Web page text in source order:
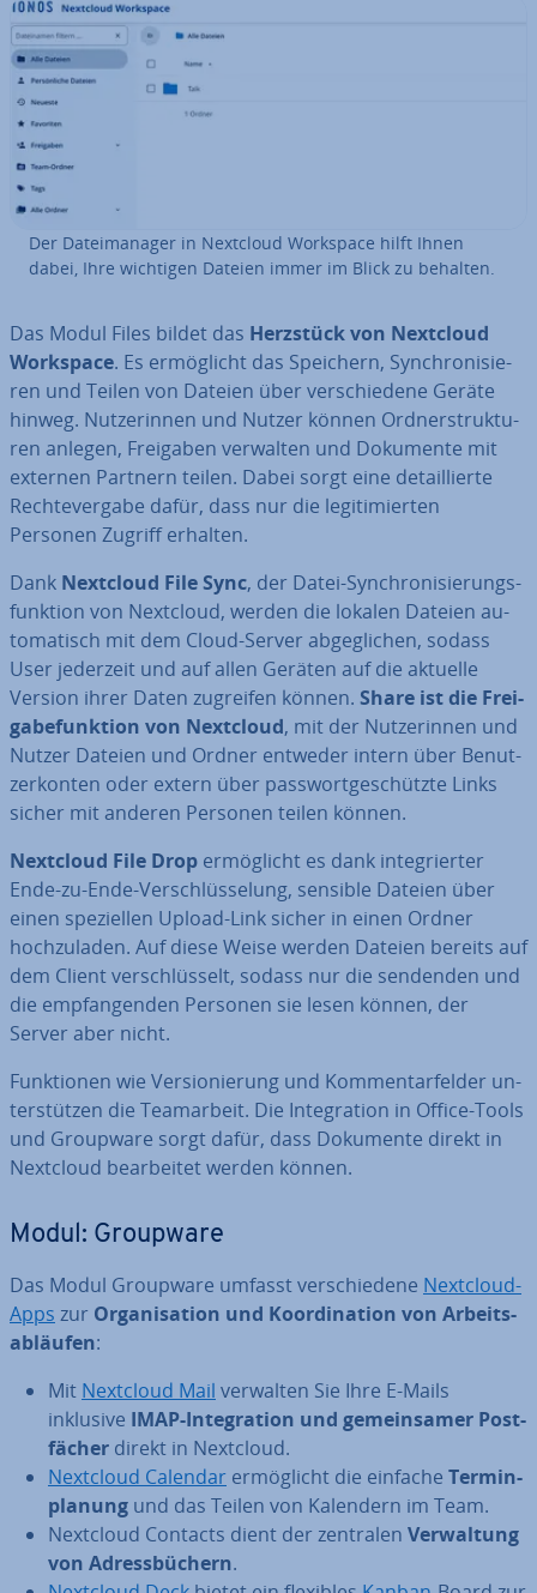
Der Da­tei­ma­na­ger in Nextcloud Workspace hilft Ihnen
dabei, Ihre wichtigen Dateien immer im Blick zu behalten.
Das Modul Files bildet das Herzstück von Nextcloud
Workspace. Es er­mög­licht das Speichern, Syn­chro­ni­sie­
ren und Teilen von Dateien über ver­schie­de­ne Geräte
hinweg. Nut­ze­rin­nen und Nutzer können Ord­ner­struk­tu­
ren anlegen, Freigaben verwalten und Dokumente mit
externen Partnern teilen. Dabei sorgt eine de­tail­lier­te
Rech­te­ver­ga­be dafür, dass nur die le­gi­ti­mier­ten
Personen Zugriff erhalten.
Dank Nextcloud File Sync, der Datei-Syn­chro­ni­sie­rungs­
funk­ti­on von Nextcloud, werden die lokalen Dateien au­
to­ma­tisch mit dem Cloud-Server ab­ge­gli­chen, sodass
User jederzeit und auf allen Geräten auf die aktuelle
Version ihrer Daten zugreifen können. Share ist die Frei­
ga­be­funk­ti­on von Nextcloud, mit der Nut­ze­rin­nen und
Nutzer Dateien und Ordner entweder intern über Be­nut­
zer­kon­ten oder extern über pass­wort­ge­schütz­te Links
sicher mit anderen Personen teilen können.
Nextcloud File Drop er­mög­licht es dank in­te­grier­ter
Ende-zu-Ende-Ver­schlüs­se­lung, sensible Dateien über
einen spe­zi­el­len Upload-Link sicher in einen Ordner
hoch­zu­la­den. Auf diese Weise werden Dateien bereits auf
dem Client ver­schlüs­selt, sodass nur die sendenden und
die emp­fan­gen­den Personen sie lesen können, der
Server aber nicht.
Funk­tio­nen wie Ver­sio­nie­rung und Kom­men­tar­fel­der un­
ter­stüt­zen die Team­ar­beit. Die In­te­gra­ti­on in Office-Tools
und Groupware sorgt dafür, dass Dokumente direkt in
Nextcloud be­ar­bei­tet werden können.
Modul: Groupware
Das Modul Groupware umfasst ver­schie­de­ne Nextcloud-
Apps zur Or­ga­ni­sa­ti­on und Ko­or­di­na­ti­on von Ar­beits­
ab­läu­fen:
Mit Nextcloud Mail verwalten Sie Ihre E-Mails
inklusive IMAP-In­te­gra­ti­on und ge­mein­sa­mer Post­
fä­cher direkt in Nextcloud.
Nextcloud Calendar er­mög­licht die einfache Ter­min­
pla­nung und das Teilen von Kalendern im Team.
Nextcloud Contacts dient der zentralen Ver­wal­tung
von Adress­bü­chern.